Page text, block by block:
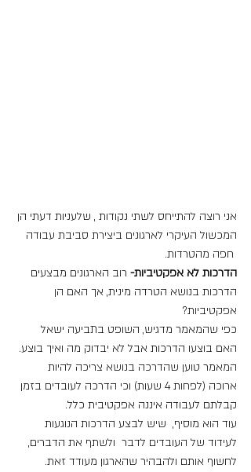
אני רוצה להתייחס לשתי נקודות , שלעניות דעתי הן
המכשול העיקרי לארגונים ביצירת סביבת עבודה
חפה מהטרדות.
הדרכות לא אפקטיביות- רוב הארגונים מבצעים
הדרכות בנושא הטרדה מינית, אך האם הן
אפקטיביות?
כפי שהמאמר מדגיש, השופט בתביעה ישאל
האם בוצעו הדרכות אבל לא יבדוק מה ואיך בוצע.
המאמר טוען שהדרכה בנושא צריכה להיות
ארוכה (לפחות 4 שעות) וכי הדרכה לעובדים בזמן
קבלתם לעבודה איננה אפקטיבית כלל.
עוד הוא מוסיף,  שיש לבצע הדרכות הנוגעות
לעידוד של העובדים לדבר  ולשתף את הדברים,
לחשוף אותם ולהבהיר שהארגון מעודד זאת.